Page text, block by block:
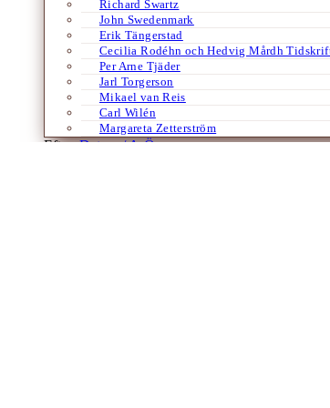
Richard Swartz
John Swedenmark
Erik Tängerstad
Cecilia Rodéhn och Hedvig Mårdh
Per Arne Tjäder
Jarl Torgerson
Mikael van Reis
Carl Wilén
Margareta Zetterström
Efter:Datum /A-Ö